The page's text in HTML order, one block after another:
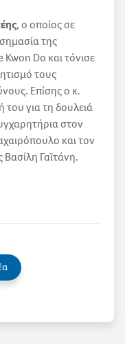
, ο οποίος σε
της
Do και τόνισε
τους
Επίσης ο κ.
για τη δουλειά
στον
και τον
Γαϊτάνη.